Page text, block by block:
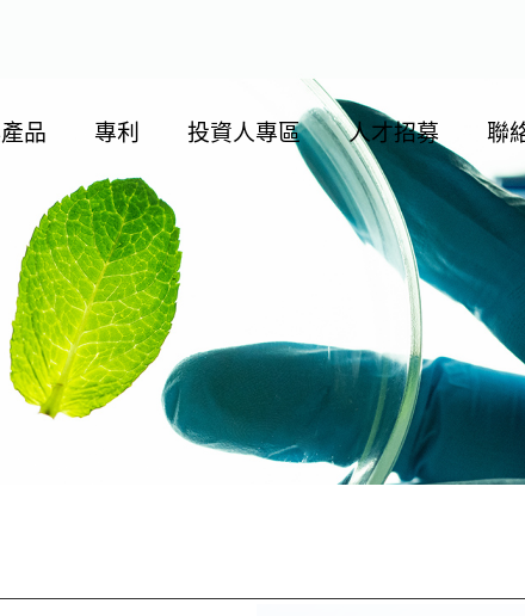
品 專利 投資人專區 人才招募 聯